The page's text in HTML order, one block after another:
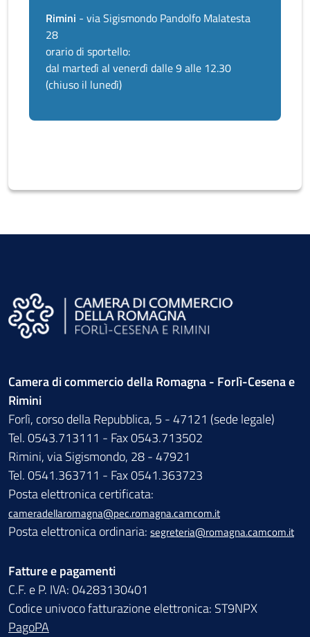
Rimini - via Sigismondo Pandolfo Malatesta
28
orario di sportello:
dal martedì al venerdì dalle 9 alle 12.30
(chiuso il lunedì)
Camera di commercio della Romagna - Forlì-Cesena e
Rimini
Forlì, corso della Repubblica, 5 - 47121 (sede legale)
Tel. 0543.713111 - Fax 0543.713502
Rimini, via Sigismondo, 28 - 47921
Tel. 0541.363711 - Fax 0541.363723
Posta elettronica certificata:
cameradellaromagna@pec.romagna.camcom.it
Posta elettronica ordinaria: segreteria@romagna.camcom.it
Fatture e pagamenti
C.F. e P. IVA: 04283130401
Codice univoco fatturazione elettronica: ST9NPX
PagoPA